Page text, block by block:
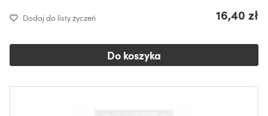
Dodaj do listy życzeń 16,40 zł
Do koszyka